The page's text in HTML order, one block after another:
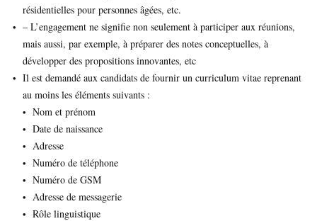
résidentielles pour personnes âgées, etc.
– L’engagement ne signifie non seulement à participer aux réunions,
mais aussi, par exemple, à préparer des notes conceptuelles, à
développer des propositions innovantes, etc
Il est demandé aux candidats de fournir un curriculum vitae reprenant
au moins les éléments suivants :
Nom et prénom
Date de naissance
Adresse
Numéro de téléphone
Numéro de GSM
Adresse de messagerie
Rôle linguistique